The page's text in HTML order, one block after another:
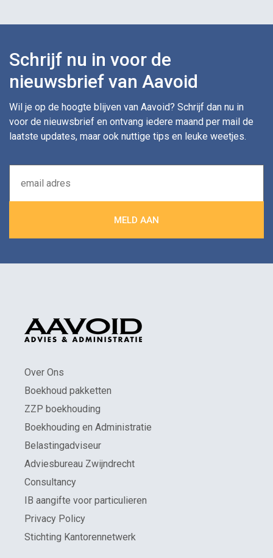
Schrijf nu in voor de
nieuwsbrief van Aavoid
Wil je op de hoogte blijven van Aavoid? Schrijf dan nu in
voor de nieuwsbrief en ontvang iedere maand per mail de
laatste updates, maar ook nuttige tips en leuke weetjes.
Over Ons
Boekhoud pakketten
ZZP boekhouding
Boekhouding en Administratie
Belastingadviseur
Adviesbureau Zwijndrecht
Consultancy
IB aangifte voor particulieren
Privacy Policy
Stichting Kantorennetwerk